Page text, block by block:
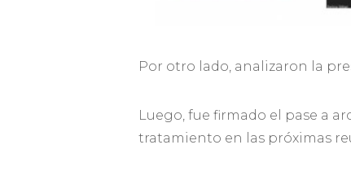
Por otro lado, analizaron la
Luego, fue firmado el pase a
tratamiento en las próximas